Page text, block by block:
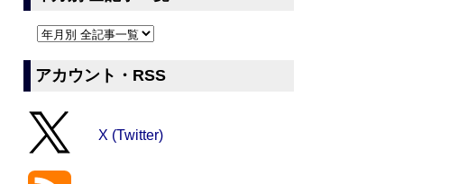
アカウント・RSS
X (Twitter)